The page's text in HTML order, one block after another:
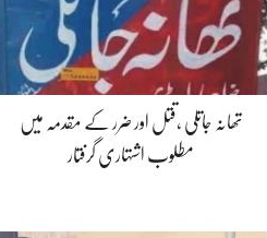
تھانہ جاتلی ،قتل اور ضرر کے مقدمہ میں
مطلوب اشتہاری گرفتار